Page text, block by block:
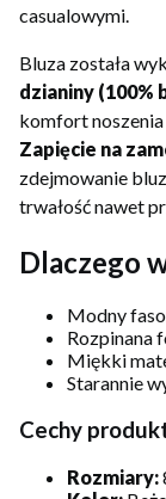
casualowymi.
Bluza została
dzianiny (100%
komfort
Zapięcie na
zdejmowanie
trwałość nawet
Dlaczego
Modny
Rozpinana
Miękki
Starannie
Cechy
Rozmiary: